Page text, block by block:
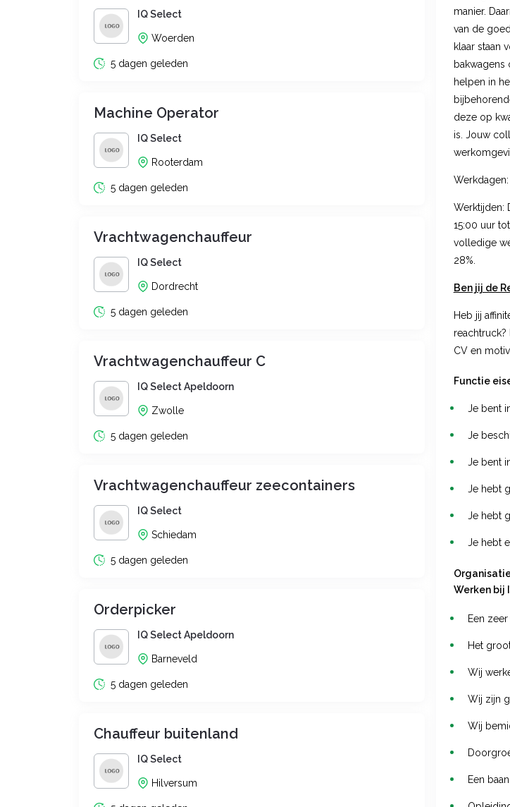
IQ Select
Woerden
5 dagen geleden
Machine Operator
IQ Select
Rooterdam
5 dagen geleden
Vrachtwagenchauffeur
IQ Select
Dordrecht
5 dagen geleden
Vrachtwagenchauffeur C
IQ Select Apeldoorn
Zwolle
5 dagen geleden
Vrachtwagenchauffeur zeecontainers
IQ Select
Schiedam
5 dagen geleden
Orderpicker
IQ Select Apeldoorn
Barneveld
5 dagen geleden
Chauffeur buitenland
IQ Select
Hilversum
manier.
van de
klaar staan
bakwagens
helpen in
deze op
is. Jouw
Werktijden:
15:00 uur
volledige
28%.
Ben jij de
Heb jij
CV en
Functie
Je bent
Je
Je bent
Je hebt
Je hebt
Je hebt
Werken bij
Een
Het
Wij
Wij zijn
Wij
Een